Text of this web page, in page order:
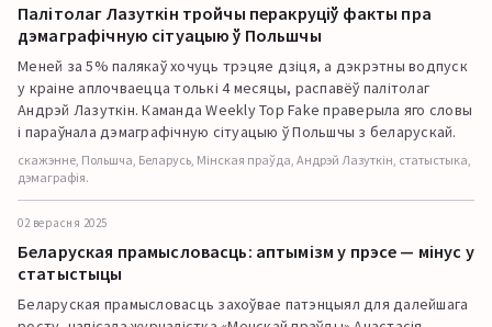
Палітолаг Лазуткін тройчы перакруціў факты пра
дэмаграфічную сітуацыю ў Польшчы
Меней за 5% палякаў хочуць трэцяе дзіця, а дэкрэтны водпуск
у краіне аплочваецца толькі 4 месяцы, распавёў палітолаг
Андрэй Лазуткін. Каманда Weekly Top Fake праверыла яго словы
і параўнала дэмаграфічную сітуацыю ў Польшчы з беларускай.
скажэнне, Польшча, Беларусь, Мінская праўда, Андрэй Лазуткін, статыстыка,
дэмаграфія.
02 верасня 2025
Беларуская прамысловасць: аптымізм у прэсе — мінус у
статыстыцы
Беларуская прамысловасць захоўвае патэнцыял для далейшага